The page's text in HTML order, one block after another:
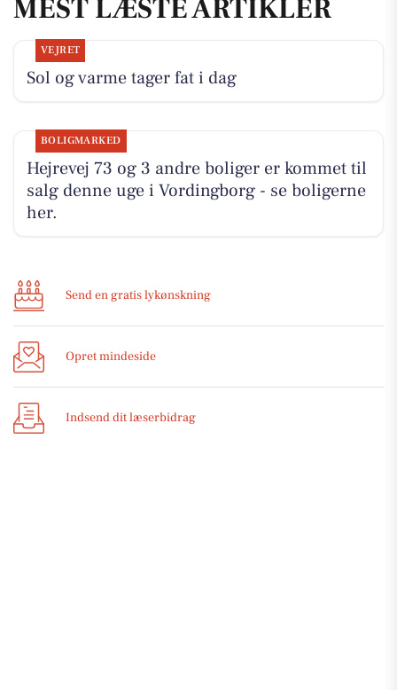
MEST LÆSTE ARTIKLER
VEJRET
Sol og varme tager fat i dag
BOLIGMARKED
Hejrevej 73 og 3 andre boliger er kommet til
salg denne uge i Vordingborg - se boligerne
her.
Send en gratis lykønskning
Opret mindeside
Indsend dit læserbidrag